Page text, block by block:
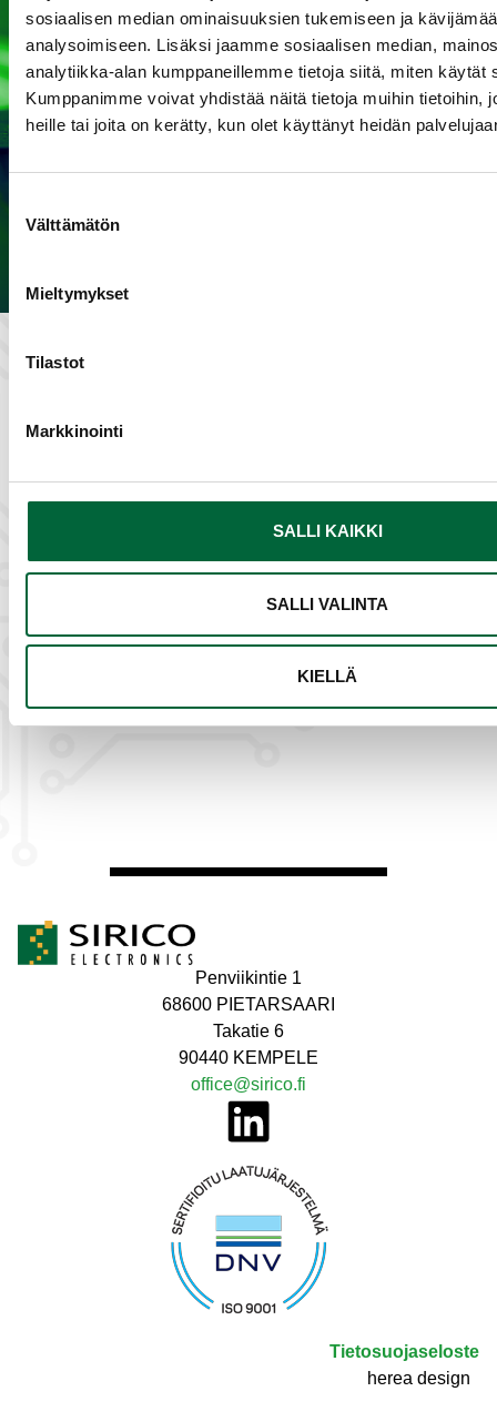
sosiaalisen median ominaisuuksien tukemiseen ja
analysoimiseen. Lisäksi jaamme sosiaalisen median,
analytiikka-alan kumppaneillemme tietoja siitä, miten käytät
Kumppanimme voivat yhdistää näitä tietoja muihin tietoihin,
heille tai joita on kerätty, kun olet käyttänyt heidän
valinta
Välttämätön
Mieltymykset
Tilastot
Markkinointi
SALLI KAIKKI
SALLI VALINTA
KIELLÄ
kun
otatte
yhteyttä.
Meille
töihin?
Asiakasty
ytyväisyy
skysely
2025
ELECTRONICS
”Haemme aina kestäviä
ratkaisuja.”
herea design
Penviikintie 1
68600 PIETARSAARI
Takatie 6
90440 KEMPELE
office@sirico.fi
Tietosuojaseloste